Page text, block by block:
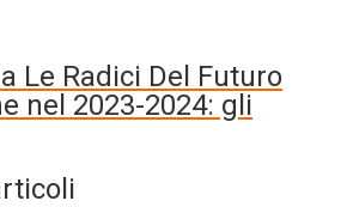
Le Radici Del Futuro
nel 2023-2024: gli